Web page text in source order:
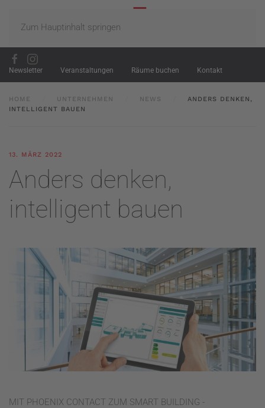
Zum Hauptinhalt springen
Newsletter Veranstaltungen Räume buchen Kontakt
HOME UNTERNEHMEN NEWS
ANDERS DENKEN,
INTELLIGENT BAUEN
13. MÄRZ 2022
Anders denken,
intelligent bauen
MIT PHOENIX CONTACT ZUM SMART BUILDING -